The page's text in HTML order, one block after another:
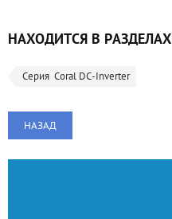
НАХОДИТСЯ В РАЗДЕЛАХ
Серия  Coral DC-Inverter
НАЗАД